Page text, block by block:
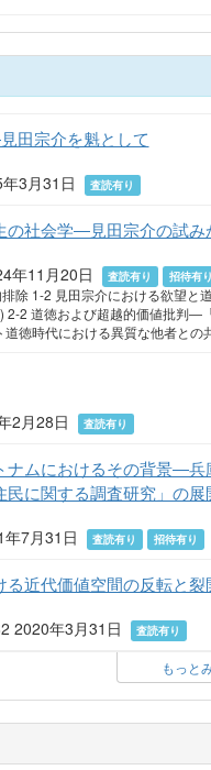
田宗介を魁として
3月31日
査読有り
社会学―見田宗介の試み
年11月20日
査読有り 招待有り
除 1-2 見田宗介における欲望
2 道徳および超越的価値批判
徳時代における異質な他者との
2月28日
査読有り
ナムにおけるその背景―
に関する調査研究」の展
7月31日
査読有り 招待有り
る近代価値空間の反転と
2020年3月31日
査読有り
もっと